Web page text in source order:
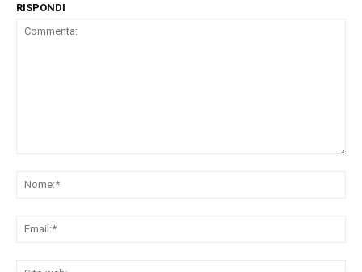
RISPONDI